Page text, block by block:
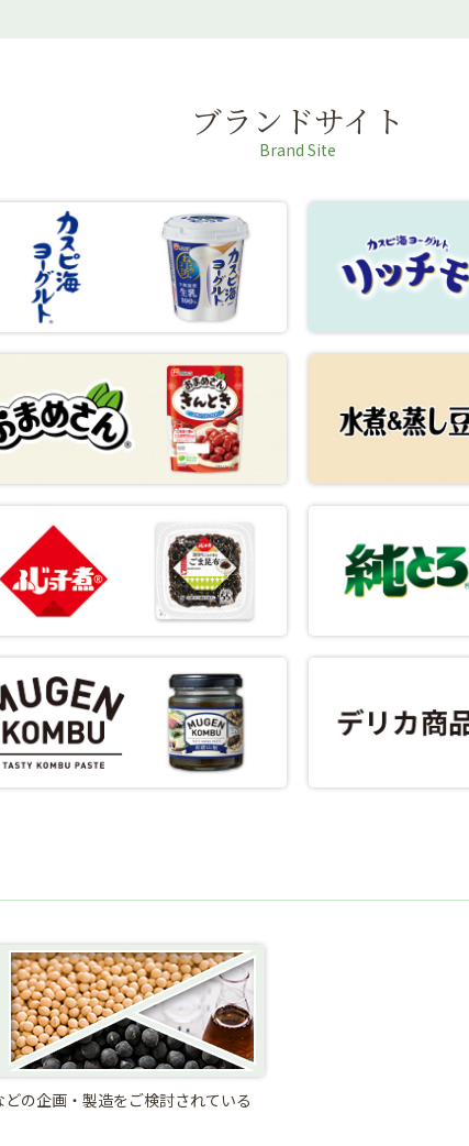
ブランドサイト
Brand Site
の企画・製造をご検討されている